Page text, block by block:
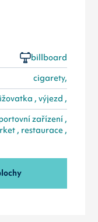
billboard
cigarety,
, výjezd ,
zařízení ,
, restaurace ,